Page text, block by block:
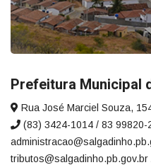
Prefeitura Municipal
Rua José Marciel Souza,
(83) 3424-1014 / 83 99820-